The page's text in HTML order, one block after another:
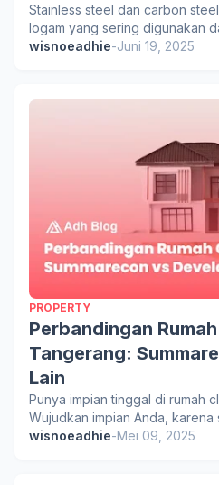
Stainless steel dan carbon
logam yang sering digunakan
wisnoeadhie-Juni 19, 2025
PROPERTY
Perbandingan
Tangerang:
Lain
Punya impian tinggal di rumah
Wujudkan impian Anda,
wisnoeadhie-Mei 09, 2025